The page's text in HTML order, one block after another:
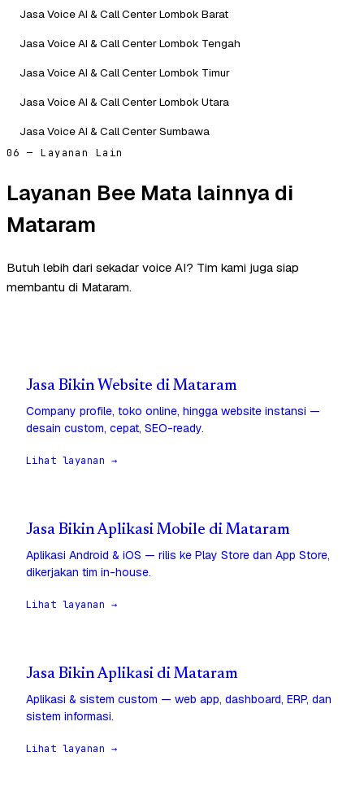
Jasa Voice AI & Call Center Lombok Barat
Jasa Voice AI & Call Center Lombok Tengah
Jasa Voice AI & Call Center Lombok Timur
Jasa Voice AI & Call Center Lombok Utara
Jasa Voice AI & Call Center Sumbawa
06 — Layanan Lain
Layanan Bee Mata lainnya di
Mataram
Butuh lebih dari sekadar voice AI? Tim kami juga siap
membantu di Mataram.
Jasa Bikin Website di Mataram
Company profile, toko online, hingga website instansi —
desain custom, cepat, SEO-ready.
Lihat layanan →
Jasa Bikin Aplikasi Mobile di Mataram
Aplikasi Android & iOS — rilis ke Play Store dan App Store,
dikerjakan tim in-house.
Lihat layanan →
Jasa Bikin Aplikasi di Mataram
Aplikasi & sistem custom — web app, dashboard, ERP, dan
sistem informasi.
Lihat layanan →